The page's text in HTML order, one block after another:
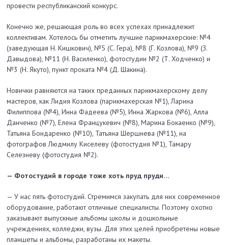
провести республиканский конкурс.
Конечно же, решающая роль во всех успехах принадлежит
коллективам. Хотелось бы отметить лучшие парикмахерские: №4
(заведующая Н. Кишкович), №5 (С. Гера), №8 (Г. Козлова), №9 (З.
Давыдова), №11 (Н. Василенко), фотостудии №2 (Т. Ходченко) и
№3 (Н. Якуто), пункт проката №4 (Д. Шакина).
Новички равняются на таких преданных парикмахерскому делу
мас­теров, как Лидия Козлова (парикмахерская №1), Ларина
Филиппова (№4), Инна Фадеева (№5), Инна Жаркова (№6), Алла
Данченко (№7), Елена Францукевич (№8), Марина Бокаенко (№9),
Татьяна Бондаренко (№10), Татьяна Шершнева (№11), на
фотографов Людмилу Киселеву (фотостудия №1), Тамару
Селезневу (фотостудия №2).
— Фотостудий в городе тоже хоть пруд пруди…
— У нас пять фотостудий. Стремимся закупать для них современное
оборудование, работают отличные специалисты. Поэтому охотно
заказывают выпускные альбомы школы и до­школьные
учреждениях, колледжи, вузы. Для этих целей приобретены новые
планшеты и альбомы, разработаны их макеты.